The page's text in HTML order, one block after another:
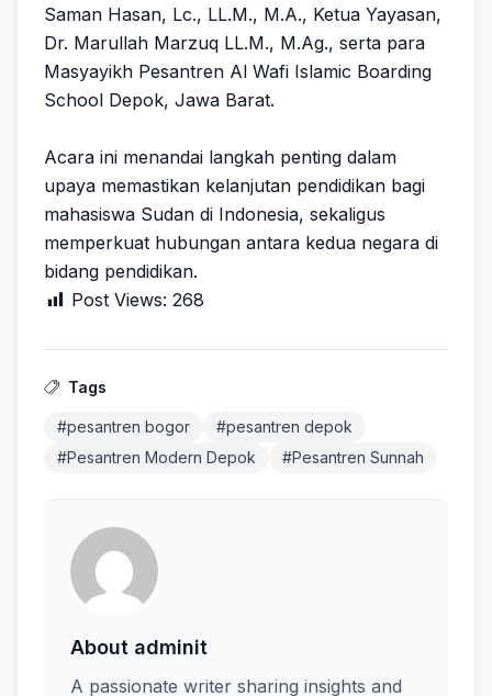
Saman Hasan, Lc., LL.M., M.A., Ketua Yayasan,
Dr. Marullah Marzuq LL.M., M.Ag., serta para
Masyayikh Pesantren Al Wafi Islamic Boarding
School Depok, Jawa Barat.
Acara ini menandai langkah penting dalam
upaya memastikan kelanjutan pendidikan bagi
mahasiswa Sudan di Indonesia, sekaligus
memperkuat hubungan antara kedua negara di
bidang pendidikan.
Post Views: 268
Tags
#pesantren bogor
#pesantren depok
#Pesantren Modern Depok
#Pesantren Sunnah
About adminit
A passionate writer sharing insights and